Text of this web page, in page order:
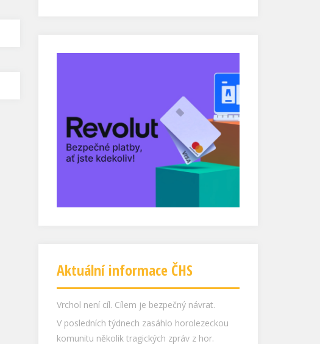
Aktuální informace ČHS
Mistrovství Světa mládeže ve sportovním
lezení Arco 2026
Mistrovství světa mládeže ve sportovním